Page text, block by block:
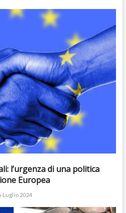
l’urgenza di una politica
Europea
Luglio 2024